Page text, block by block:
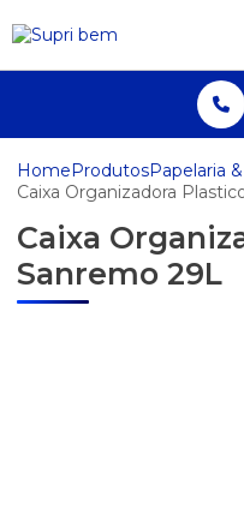
HomeProdutosPapelaria
Caixa Organizadora
Caixa
Sanremo 29L